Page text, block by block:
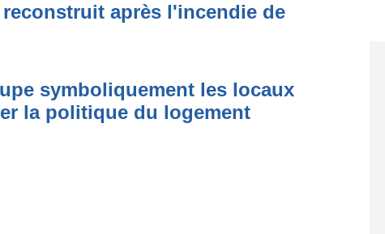
après l'incendie de
symboliquement les locaux
la politique du logement